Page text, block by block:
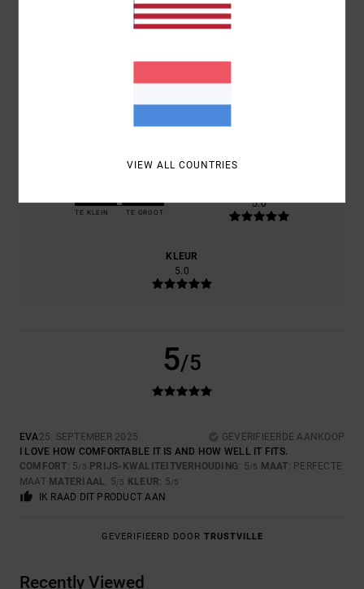
100% VAN ONZE KLANTEN BEVELEN DIT PRODUCT AAN
TE KLEIN TE GROOT
5.0
KLEUR
5.0
5/5
EVA25. SEPTEMBER 2025
GEVERIFIEERDE AANKOOP
I LOVE HOW COMFORTABLE IT IS AND HOW WELL IT FITS.
COMFORT: 5/5 PRIJS-KWALITEITVERHOUDING: 5/5 MAAT: PERFECTE
MAAT MATERIAAL: 5/5 KLEUR: 5/5
IK RAAD DIT PRODUCT AAN
GEVERIFIEERD DOOR TRUSTVILLE
Recently Viewed
VIEW ALL COUNTRIES